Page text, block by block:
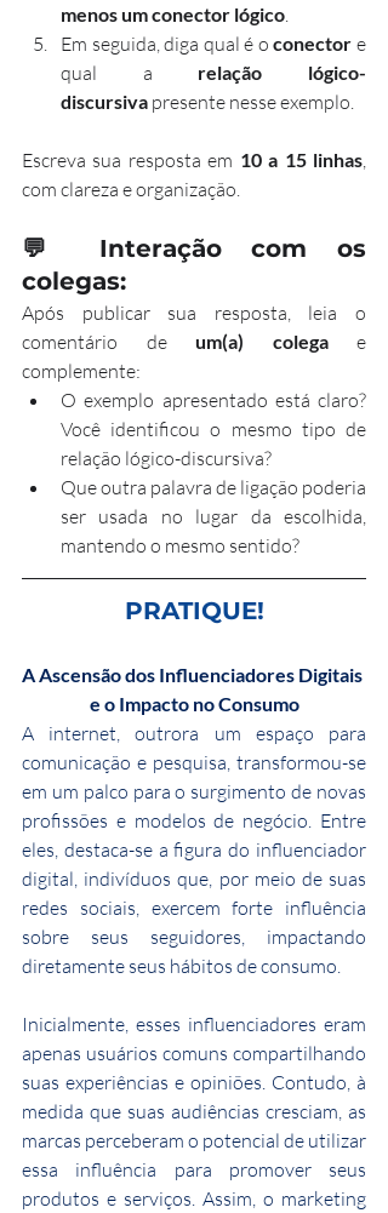
menos um conector lógico
Em seguida, diga qual é o conector e
qual a relação lógico-
discursiva presente nesse exemplo.
Escreva sua resposta em 10 a 15 linhas
com clareza e organização.
💬 Interação com os
colegas:
Após publicar sua resposta, leia o
comentário de um(a) colega e
complemente:
O exemplo apresentado está claro?
Você identificou o mesmo tipo de
relação lógico-discursiva?
Que outra palavra de ligação poderia
ser usada no lugar da escolhida,
mantendo o mesmo sentido?
PRATIQUE!
A Ascensão dos Influenciadores Digitais
e o Impacto no Consumo
A internet, outrora um espaço para
comunicação e pesquisa, transformou-se
em um palco para o surgimento de novas
profissões e modelos de negócio. Entre
eles, destaca-se a figura do influenciador
digital, indivíduos que, por meio de suas
redes sociais, exercem forte influência
sobre seus seguidores, impactando
diretamente seus hábitos de consumo.
Inicialmente, esses influenciadores eram
apenas usuários comuns compartilhando
suas experiências e opiniões. Contudo, à
medida que suas audiências cresciam, as
marcas perceberam o potencial de utilizar
essa influência para promover seus
produtos e serviços. Assim, o marketing